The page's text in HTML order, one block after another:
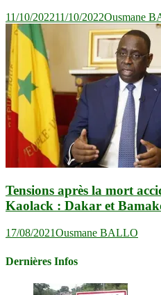
11/10/202211/10/2022Ousmane
Tensions après la mort
Kaolack : Dakar et
17/08/2021Ousmane BALLO
Dernières Infos